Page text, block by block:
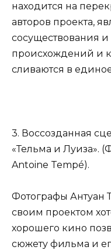
находится на
авторов проекта,
сосуществования
происхождений и
сливаются в
3. Воссозданная
«Тельма и Луиза».
Antoine Tempé).
Фотографы Антуан
своим проектом
хорошего кино
сюжету фильма и